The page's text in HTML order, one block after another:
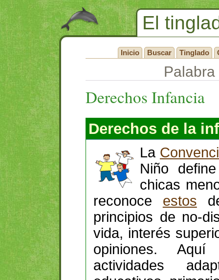
El
Inicio Buscar Tinglado
Derechos Infancia
Derechos de la
La
Niño
chicas
reconoce estos
principios de no-
vida, interés
opiniones.
actividades